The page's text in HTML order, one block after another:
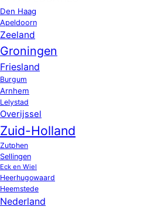
Den Haag
Apeldoorn
Zeeland
Groningen
Friesland
Burgum
Arnhem
Lelystad
Overijssel
Zuid-Holland
Zutphen
Sellingen
Eck en Wiel
Heerhugowaard
Heemstede
Nederland